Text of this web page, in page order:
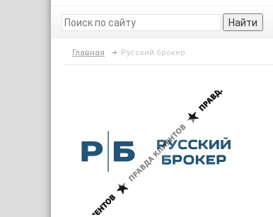
Найти
Главная Русский брокер